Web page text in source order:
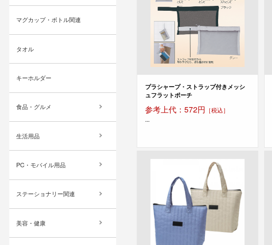
プラシャープ・ストラップ付きメッシ
ュフラットポーチ
参考上代：572円 ［税込］
...
マグカップ・ボトル関連
タオル
キーホルダー
食品・グルメ
生活用品
PC・モバイル用品
ステーショナリー関連
美容・健康